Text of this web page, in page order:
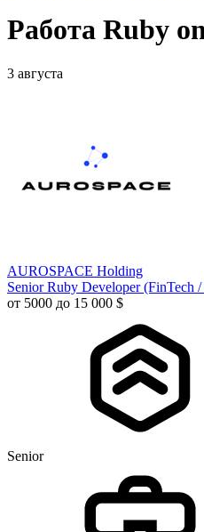
Работа Ruby
3 августа
AUROSPACE Holding
Senior Ruby Developer (FinTech /
от 5000 до 15 000 $
Senior